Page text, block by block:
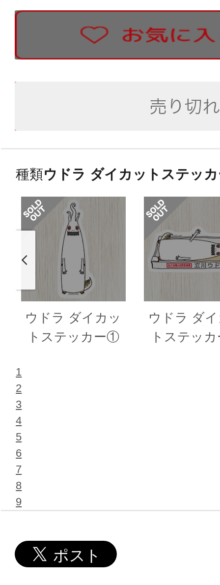
種類ウドラ ダイカットステッ
ウドラ ダイカッ
トステッカー①
ウドラ ダ
トステッ
1
2
3
4
5
6
7
8
9